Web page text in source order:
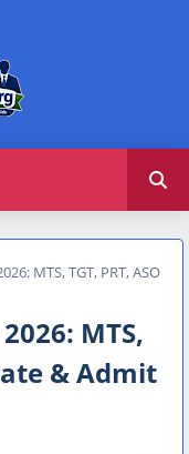
MTS, TGT, PRT, ASO
MTS,
& Admit